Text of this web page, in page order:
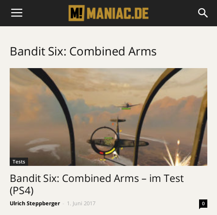
Bandit Six: Combined Arms
Tests
Bandit Six: Combined Arms – im Test
(PS4)
Ulrich Steppberger 1. Juni 2017 0